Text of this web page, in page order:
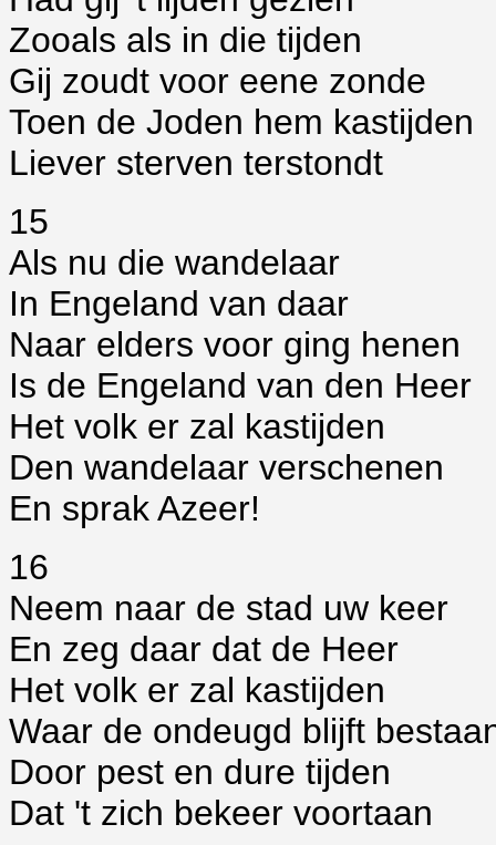
Zooals als in die tijden
Gij zoudt voor eene zonde
Toen de Joden hem kastijden
Liever sterven terstondt
15
Als nu die wandelaar
In Engeland van daar
Naar elders voor ging henen
Is de Engeland van den Heer
Het volk er zal kastijden
Den wandelaar verschenen
En sprak Azeer!
16
Neem naar de stad uw keer
En zeg daar dat de Heer
Het volk er zal kastijden
Waar de ondeugd blijft
Door pest en dure tijden
Dat 't zich bekeer voortaan